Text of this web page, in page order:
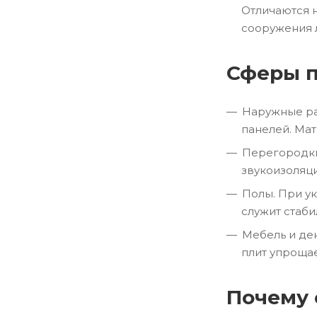
Отличаются
сооружения
Сферы
Наружные
панелей.
Полы. При
служит
Мебель и
плит
Почему